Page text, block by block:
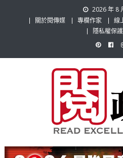
2026 年 8
關於閱傳媒
專欄作家 線
隱私權保
閱政治 Read
題，也要專業評論，閱政治與多元的